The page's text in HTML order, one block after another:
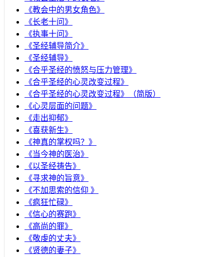
《教会中的男女角色》
《长老十问》
《执事十问》
《圣经辅导简介》
《圣经辅导》
​《合乎圣经的愤怒与压力管理》
《合乎圣经的心灵改变过程》
《合乎圣经的心灵改变过程》（简版）
《心灵层面的问题》
《走出抑郁》
《喜获新生》
《神真的掌权吗？》
《当今神的医治》
《以圣经祷告》
《寻求神的旨意》
《不加思索的信仰 》
《疯狂忙碌》
《信心的赛跑》
《高尚的罪》
《敬虔的丈夫》
《贤德的妻子》